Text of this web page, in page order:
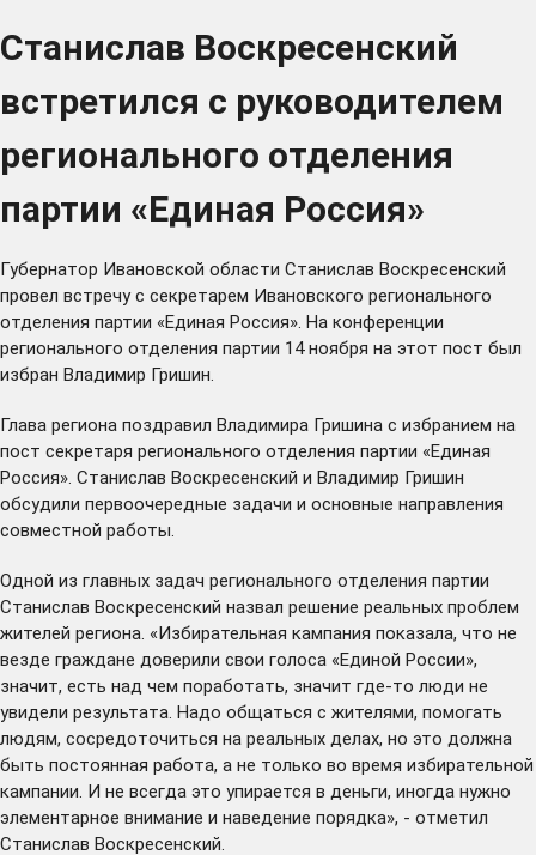
Станислав Воскресенский
встретился с руководителем
регионального отделения
партии «Единая Россия»
Губернатор Ивановской области Станислав Воскресенский
провел встречу с секретарем Ивановского регионального
отделения партии «Единая Россия». На конференции
регионального отделения партии 14 ноября на этот пост был
избран Владимир Гришин.
Глава региона поздравил Владимира Гришина с избранием на
пост секретаря регионального отделения партии «Единая
Россия». Станислав Воскресенский и Владимир Гришин
обсудили первоочередные задачи и основные направления
совместной работы.
Одной из главных задач регионального отделения партии
Станислав Воскресенский назвал решение реальных проблем
жителей региона. «Избирательная кампания показала, что не
везде граждане доверили свои голоса «Единой России»,
значит, есть над чем поработать, значит где-то люди не
увидели результата. Надо общаться с жителями, помогать
людям, сосредоточиться на реальных делах, но это должна
быть постоянная работа, а не только во время избирательной
кампании. И не всегда это упирается в деньги, иногда нужно
элементарное внимание и наведение порядка», - отметил
Станислав Воскресенский.